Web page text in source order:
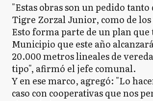
"Estas obras son un pedido tanto
Tigre Zorzal Junior, como de los
Esto forma parte de un plan que
Municipio que este año
20.000 metros lineales de
tipo", afirmó el jefe comunal.
Y en ese marco, agregó: "Lo
caso con cooperativas que nos